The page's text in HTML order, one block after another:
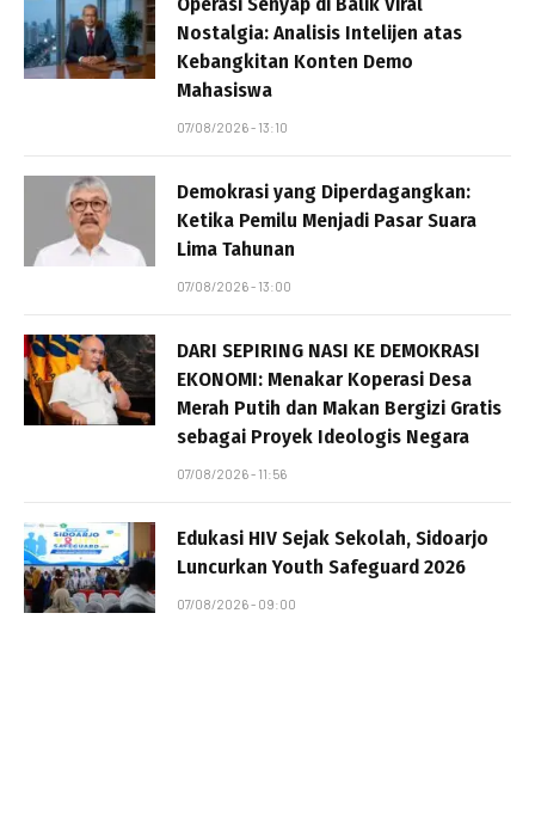
Nostalgia: Analisis Intelijen atas
Kebangkitan Konten Demo
Mahasiswa
07/08/2026 - 13:10
Demokrasi yang Diperdagangkan:
Ketika Pemilu Menjadi Pasar Suara
Lima Tahunan
07/08/2026 - 13:00
DARI SEPIRING NASI KE DEMOKRASI
EKONOMI: Menakar Koperasi Desa
Merah Putih dan Makan Bergizi Gratis
sebagai Proyek Ideologis Negara
07/08/2026 - 11:56
Edukasi HIV Sejak Sekolah, Sidoarjo
Luncurkan Youth Safeguard 2026
07/08/2026 - 09:00